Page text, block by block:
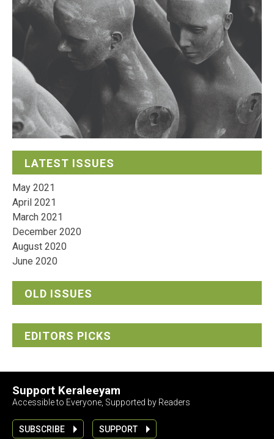
LATEST ISSUES
May 2021
April 2021
March 2021
December 2020
August 2020
June 2020
OLD ISSUES
EDITORS PICKS
Support Keraleeyam
Accessible to Everyone, Supported by Readers
SUBSCRIBE SUPPORT